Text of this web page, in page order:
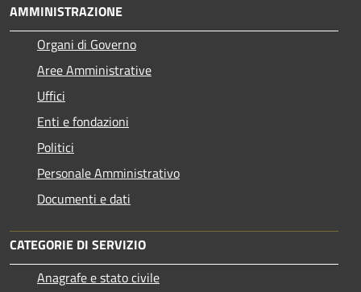
AMMINISTRAZIONE
Organi di Governo
Aree Amministrative
Uffici
Enti e fondazioni
Politici
Personale Amministrativo
Documenti e dati
CATEGORIE DI SERVIZIO
Anagrafe e stato civile